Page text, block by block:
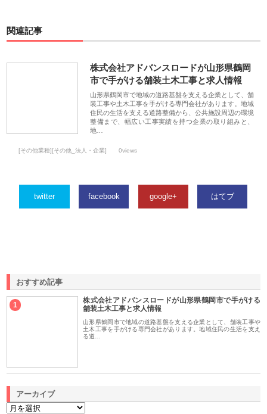
関連記事
株式会社アドバンスロードが山形県鶴岡
市で手がける舗装土木工事と求人情報
山形県鶴岡市で地域の道路基盤を支える企業として、舗
装工事や土木工事を手がける専門会社があります。地域
住民の生活を支える道路整備から、公共施設周辺の環境
整備まで、幅広い工事実績を持つ企業の取り組みと、
地…
[その他業種][その他_法人・企業] 0views
twitter facebook google+ はてブ
おすすめ記事
1
株式会社アドバンスロードが山形県鶴岡市で手がける
舗装土木工事と求人情報
山形県鶴岡市で地域の道路基盤を支える企業として、舗装工事や
土木工事を手がける専門会社があります。地域住民の生活を支え
る道…
アーカイブ